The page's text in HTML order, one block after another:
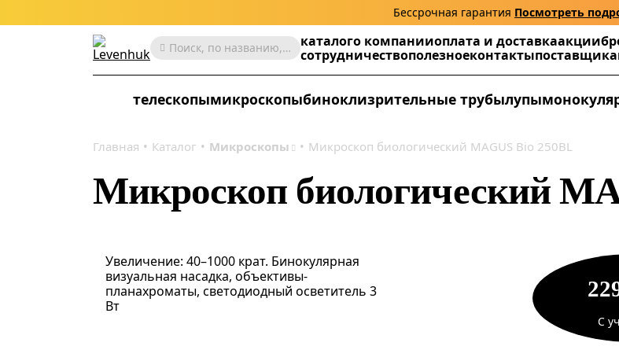
Бессрочная гарантия Посмотреть
Поиск, по названию, артикулу, категории и др. каталого компанииоплата и доставкаакции
сотрудничествополезноеконтакты
телескопымикроскопыбиноклизрительные трубылупы
Главная Каталог Микроскопы Микроскоп биологический MAGUS Bio 250BL
Микроскоп биологический
С
Увеличение: 40–1000 крат. Бинокулярная
визуальная насадка, объективы-
планахроматы, светодиодный осветитель 3
Вт